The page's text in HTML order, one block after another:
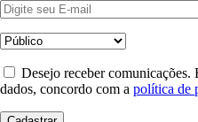
Desejo receber
dados, concordo com a política de